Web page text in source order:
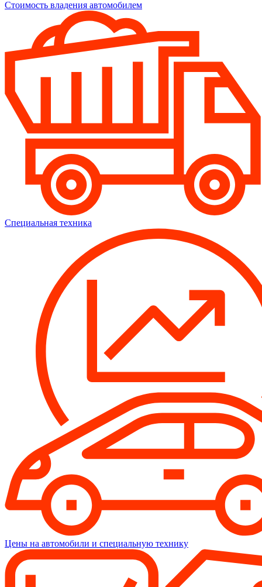
Стоимость владения автомобилем
Специальная техника
Цены на автомобили и специальную технику